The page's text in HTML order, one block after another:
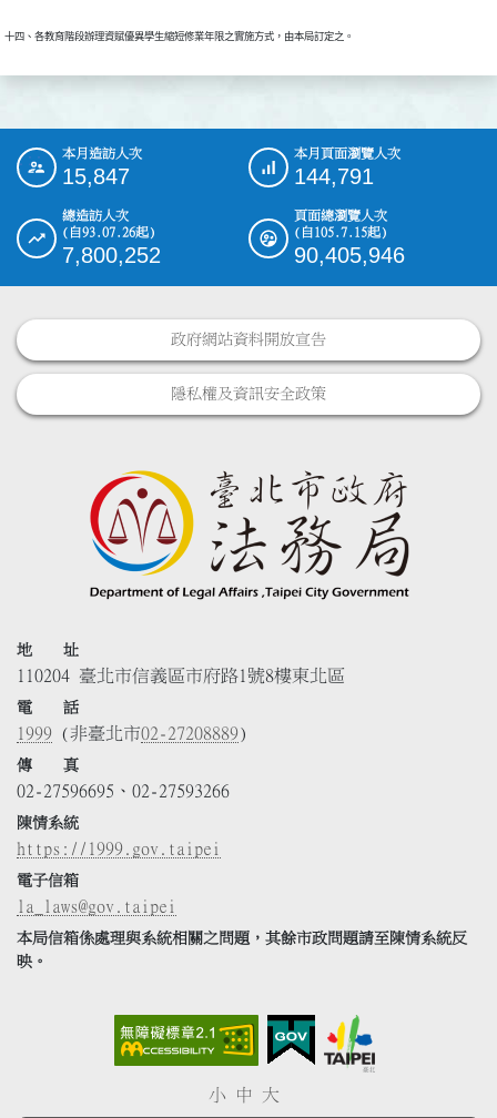
十四、各教育階段辦理資賦優異學生縮短修業年限之實施方式，由本局訂定之。
::: 本月造訪人次
15,847
本月頁面瀏覽人次
144,791
總造訪人次
(自93.07.26起)
7,800,252
頁面總瀏覽人次
(自105.7.15起)
90,405,946
政府網站資料開放宣告
隱私權及資訊安全政策
地 址
110204 臺北市信義區市府路1號8樓東北區
電 話
1999 (非臺北市02-27208889)
傳 真
02-27596695、02-27593266
陳情系統
https://1999.gov.taipei
電子信箱
la_laws@gov.taipei
本局信箱係處理與系統相關之問題，其餘市政問題請至陳情系統反
映。
小 中 大